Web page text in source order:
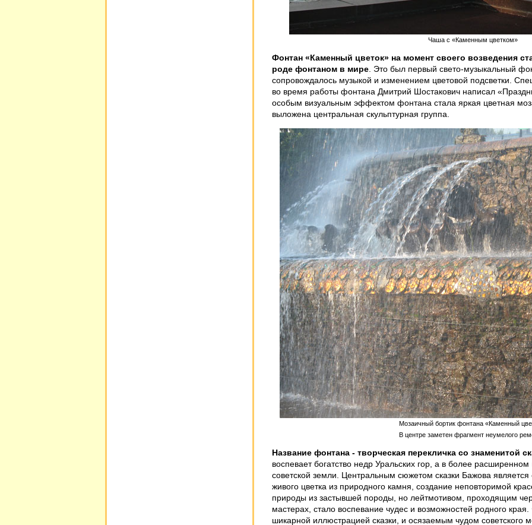
Чаша с «Каменным цветком»
Фонтан «Каменный цветок» на момент своего возведения
роде фонтаном в мире . Это был первый свето-музыкальный
сопровождалось музыкой и изменением цветовой подсветки.
во время работы фонтана Дмитрий Шостакович написал
особым визуальным эффектом фонтана стала яркая цветная
выложена центральная скульптурная группа.
Мозаичный бортик фонтана «Каменный
В центре заметен фрагмент неумелого
Название фонтана - творческая перекличка со знаменитой
воспевает богатство недр Уральских гор, а в более
советской земли. Центральным сюжетом сказки Бажова
живого цветка из природного камня, создание неповторимой
природы из застывшей породы, но лейтмотивом, проходящим
мастерах, стало воспевание чудес и возможностей родного
шикарной иллюстрацией сказки, и осязаемым чудом советского